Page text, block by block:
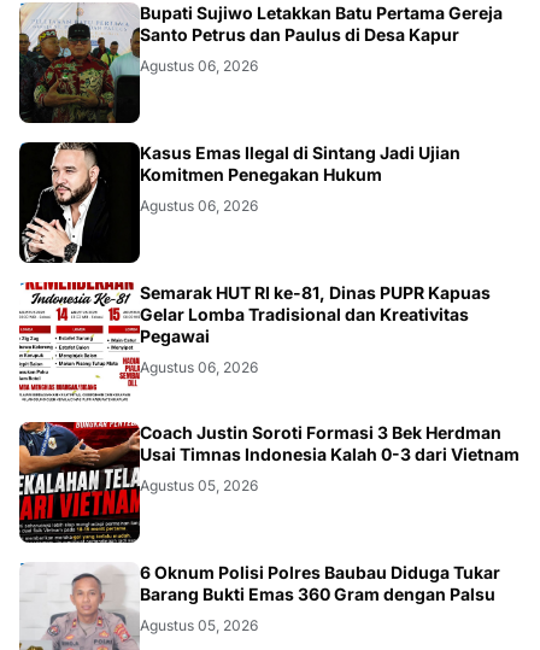
DAERAH
Bupati Sujiwo Letakkan Batu Pertama Gereja
Santo Petrus dan Paulus di Desa Kapur
Agustus 06, 2026
Kasus Emas Ilegal di Sintang Jadi Ujian
Komitmen Penegakan Hukum
Agustus 06, 2026
DAERAH
Semarak HUT RI ke-81, Dinas PUPR Kapuas
Gelar Lomba Tradisional dan Kreativitas
Pegawai
Agustus 06, 2026
JAKARTA
Coach Justin Soroti Formasi 3 Bek Herdman
Usai Timnas Indonesia Kalah 0-3 dari Vietnam
Agustus 05, 2026
BAUBAU
6 Oknum Polisi Polres Baubau Diduga Tukar
Barang Bukti Emas 360 Gram dengan Palsu
Agustus 05, 2026